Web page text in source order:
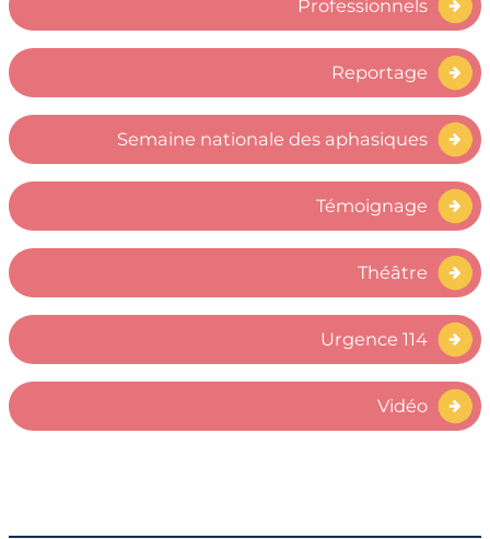
Professionnels
Reportage
Semaine nationale des aphasiques
Témoignage
Théâtre
Urgence 114
Vidéo